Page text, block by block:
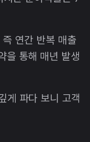
연간 반복 매출
을 통해 매년 발생
게 파다 보니 고객